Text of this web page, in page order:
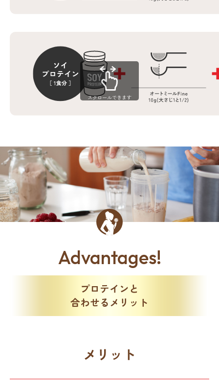
スクロールできます
Advantages!
プロテインと
合わせるメリット
メリット